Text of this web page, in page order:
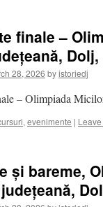
finale –
28, 2026 byistoriedj
– Olimpiada
, evenimente |
și bareme,